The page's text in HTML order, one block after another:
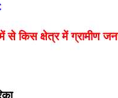
से किस क्षेत्र में ग्रामीण